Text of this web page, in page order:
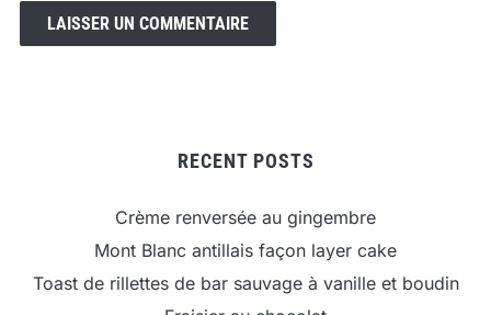
RECENT POSTS
Crème renversée au gingembre
Mont Blanc antillais façon layer cake
Toast de rillettes de bar sauvage à vanille et boudin